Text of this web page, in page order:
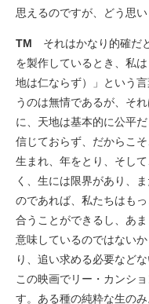
思えるのですが、どう思い
TM それはかなり的確だ
を製作しているとき、私
地は仁ならず）」という
うのは無情であるが、そ
に、天地は基本的に公平
信じておらず、だからこ
生まれ、年をとり、そし
く、生には限界があり、
のであれば、私たちはも
合うことができるし、あ
意味しているのではない
り、追い求める必要などな
この映画でリー・カンシ
す。ある種の純粋な生の